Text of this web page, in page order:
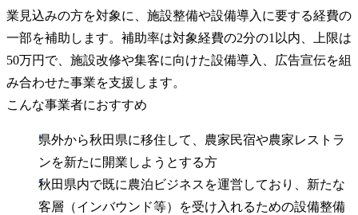
業見込みの方を対象に、施設整備や設備導入に要する経費の
一部を補助します。補助率は対象経費の2分の1以内、上限は
50万円で、施設改修や集客に向けた設備導入、広告宣伝を組
み合わせた事業を支援します。
こんな事業者におすすめ
県外から秋田県に移住して、農家民宿や農家レストラ
ンを新たに開業しようとする方
秋田県内で既に農泊ビジネスを運営しており、新たな
客層（インバウンド等）を受け入れるための設備整備